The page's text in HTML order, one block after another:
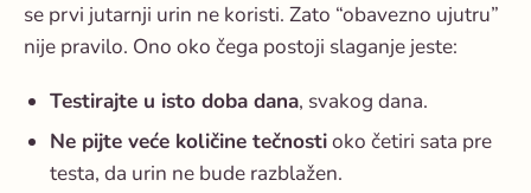
se prvi jutarnji urin ne koristi. Zato “obavezno ujutru”
nije pravilo. Ono oko čega postoji slaganje jeste:
Testirajte u isto doba dana, svakog dana.
Ne pijte veće količine tečnostioko četiri sata pre
testa, da urin ne bude razblažen.